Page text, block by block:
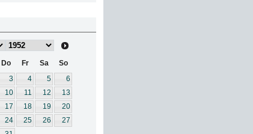
Do Fr Sa
So
3 4 5
6
10 11 12
13
17 18 19
20
24 25 26
27